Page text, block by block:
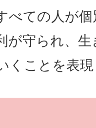
べての人が
が守られ、
くことを表